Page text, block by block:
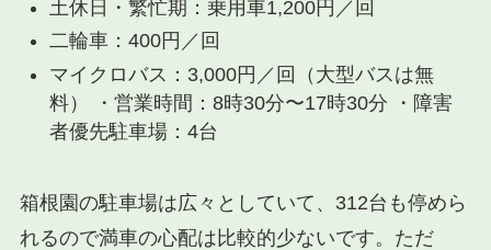
土休日・繁忙期：乗用車1,200円／回
二輪車：400円／回
マイクロバス：3,000円／回（大型バスは無
料） ・営業時間：8時30分〜17時30分 ・障害
者優先駐車場：4台
箱根園の駐車場は広々としていて、312台も停めら
れるので満車の心配は比較的少ないです。ただ